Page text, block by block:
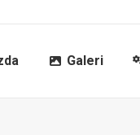
Galeri